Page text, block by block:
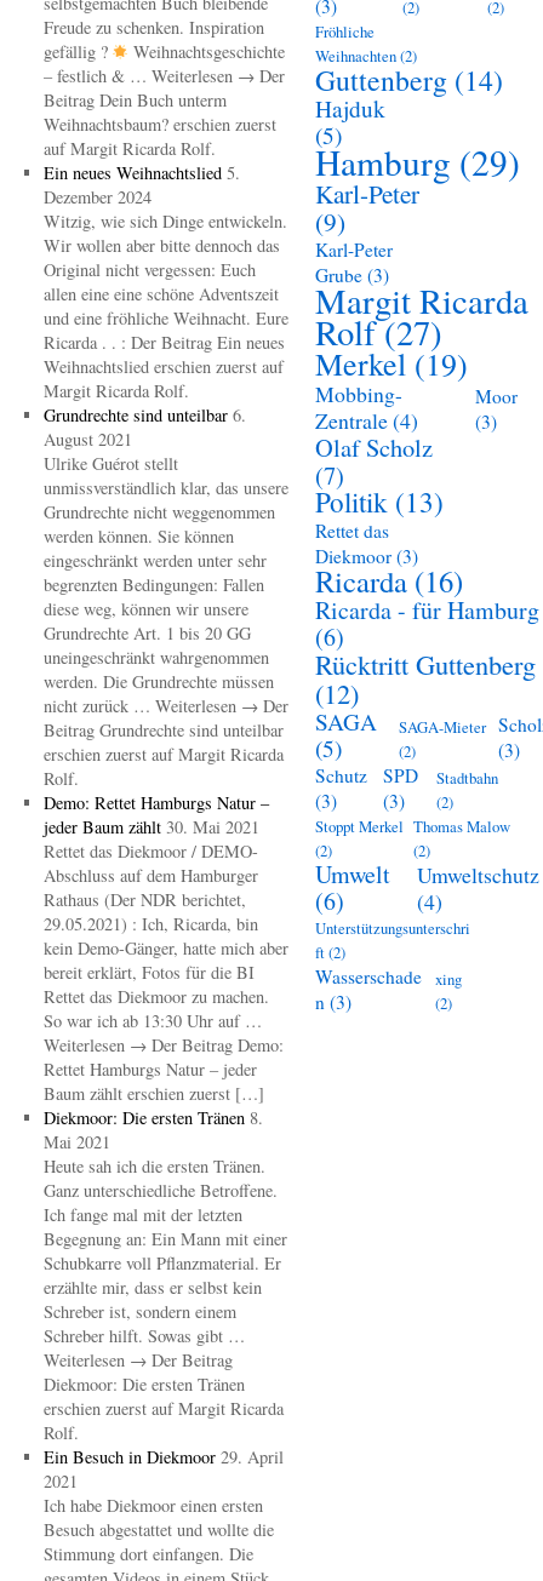
Freude zu schenken. Inspiration
gefällig ?
Weihnachtsgeschichte
– festlich & … Weiterlesen → Der
Beitrag Dein Buch unterm
Weihnachtsbaum? erschien zuerst
auf Margit Ricarda Rolf.
Ein neues Weihnachtslied 5.
Dezember 2024
Witzig, wie sich Dinge entwickeln.
Wir wollen aber bitte dennoch das
Original nicht vergessen: Euch
allen eine eine schöne Adventszeit
und eine fröhliche Weihnacht. Eure
Ricarda . . : Der Beitrag Ein neues
Weihnachtslied erschien zuerst auf
Margit Ricarda Rolf.
Grundrechte sind unteilbar 6.
August 2021
Ulrike Guérot stellt
unmissverständlich klar, das unsere
Grundrechte nicht weggenommen
werden können. Sie können
eingeschränkt werden unter sehr
begrenzten Bedingungen: Fallen
diese weg, können wir unsere
Grundrechte Art. 1 bis 20 GG
uneingeschränkt wahrgenommen
werden. Die Grundrechte müssen
nicht zurück … Weiterlesen → Der
Beitrag Grundrechte sind unteilbar
erschien zuerst auf Margit Ricarda
Rolf.
Demo: Rettet Hamburgs Natur –
jeder Baum zählt 30. Mai 2021
Rettet das Diekmoor / DEMO-
Abschluss auf dem Hamburger
Rathaus (Der NDR berichtet,
29.05.2021) : Ich, Ricarda, bin
kein Demo-Gänger, hatte mich aber
bereit erklärt, Fotos für die BI
Rettet das Diekmoor zu machen.
So war ich ab 13:30 Uhr auf …
Weiterlesen → Der Beitrag Demo:
Rettet Hamburgs Natur – jeder
Baum zählt erschien zuerst […]
Diekmoor: Die ersten Tränen 8.
Mai 2021
Heute sah ich die ersten Tränen.
Ganz unterschiedliche Betroffene.
Ich fange mal mit der letzten
Begegnung an: Ein Mann mit einer
Schubkarre voll Pflanzmaterial. Er
erzählte mir, dass er selbst kein
Schreber ist, sondern einem
Schreber hilft. Sowas gibt …
Weiterlesen → Der Beitrag
Diekmoor: Die ersten Tränen
erschien zuerst auf Margit Ricarda
Rolf.
Ein Besuch in Diekmoor 29. April
2021
Ich habe Diekmoor einen ersten
Besuch abgestattet und wollte die
Stimmung dort einfangen. Die
(3) (2)
(2)
Fröhliche
Weihnachten(2)
Guttenberg (14)
Hajduk
(5)
Hamburg (29)
Karl-Peter
(9)
Karl-Peter
Grube (3)
Margit Ricarda
Rolf(27)
Merkel (19)
Mobbing-
Zentrale(4)
Moor
(3)
Olaf Scholz
(7)
Politik (13)
Rettet das
Diekmoor (3)
Ricarda (16)
Ricarda - für Hamburg
(6)
Rücktritt Guttenberg
(12)
SAGA
(5)
SAGA-Mieter
(2)
(3)
Schutz
(3)
SPD
(3)
Stadtbahn
(2)
Stoppt Merkel
(2)
Thomas Malow
(2)
Umwelt
(6)
Umweltschutz
(4)
Unterstützungsunterschri
ft(2)
Wasserschade
n (3)
xing
(2)